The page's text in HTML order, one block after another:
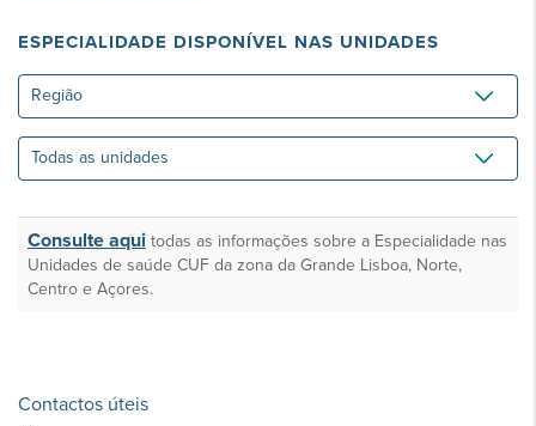
ESPECIALIDADE DISPONÍVEL NAS UNIDADES
Região
Todas
Consulte aqui todas as informações sobre a Especialidade nas
Unidades de saúde CUF da zona da Grande Lisboa, Norte,
Centro e Açores.
Contactos úteis